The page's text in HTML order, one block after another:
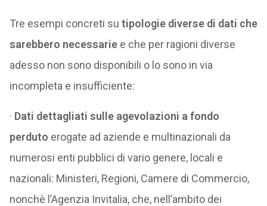
Tre esempi concreti su tipologie diverse di dati che
sarebbero necessariee che per ragioni diverse
adesso non sono disponibili o lo sono in via
incompleta e insufficiente:
· Dati dettagliati sulle agevolazioni a fondo
perduto erogate ad aziende e multinazionali da
numerosi enti pubblici di vario genere, locali e
nazionali: Ministeri, Regioni, Camere di Commercio,
nonchè l’Agenzia Invitalia, che, nell’ambito dei